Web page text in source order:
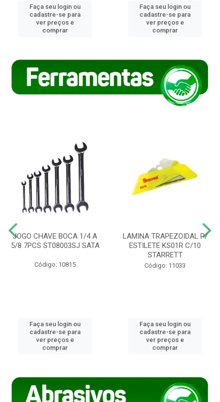
Faça seu login ou
cadastre-se para
ver preços e
comprar
Faça seu login ou
cadastre-se para
ver preços e
comprar
JOGO CHAVE BOCA 1/4 A
5/8 7PCS ST08003SJ SATA
Código: 10815
Faça seu login ou
cadastre-se para
ver preços e
comprar
LAMINA TRAPEZOIDAL P/
ESTILETE KS01R C/10
STARRETT
Código: 11033
Faça seu login ou
cadastre-se para
ver preços e
comprar